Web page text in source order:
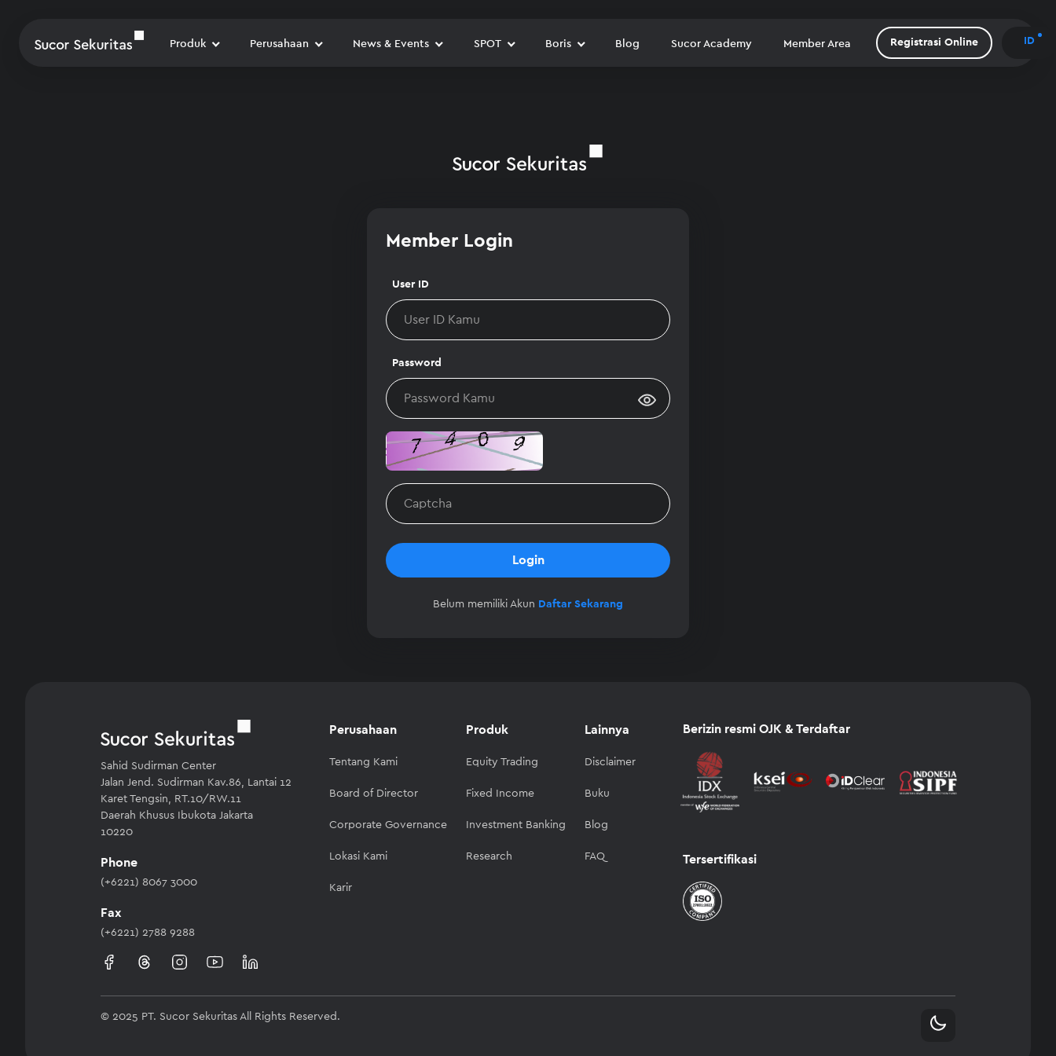
Produk Perusahaan News & Events SPOT Boris Blog Sucor Academy Member Area Registrasi Online ID
Member Login
User ID
Password
Login
Belum memiliki Akun Daftar Sekarang
Sahid Sudirman Center
Jalan Jend. Sudirman Kav.86, Lantai 12
Karet Tengsin, RT.10/RW.11
Daerah Khusus Ibukota Jakarta
10220
Phone
(+6221) 8067 3000
Fax
(+6221) 2788 9288
Perusahaan
Tentang Kami
Board of Director
Corporate Governance
Lokasi Kami
Karir
Produk
Equity Trading
Fixed Income
Investment Banking
Research
Lainnya
Disclaimer
Buku
Blog
FAQ
Berizin resmi OJK & Terdaftar
Tersertifikasi
© 2025 PT. Sucor Sekuritas All Rights Reserved.